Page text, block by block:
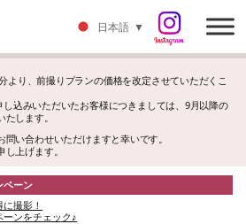
より、前撮りプランの価格を改定させていただくこ
込みいただいたお客様につきましては、9月以降の
します。
い合わせいただけますと幸いです。
上げます。
ペーン
撮影！
ンをチェック♪
日本語 ▼